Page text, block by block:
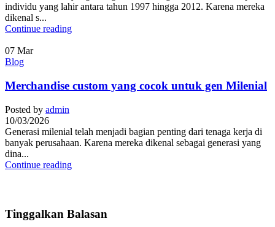
individu yang lahir antara tahun 1997 hingga 2012. Karena mereka
dikenal s...
Continue reading
07 Mar
Blog
Merchandise custom yang cocok untuk gen Milenial
Posted by admin
10/03/2026
Generasi milenial telah menjadi bagian penting dari tenaga kerja di
banyak perusahaan. Karena mereka dikenal sebagai generasi yang
dina...
Continue reading
Tinggalkan Balasan